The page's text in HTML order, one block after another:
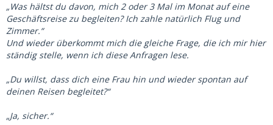
„Was hältst du davon, mich 2 oder 3 Mal im Monat auf eine
Geschäftsreise zu begleiten? Ich zahle natürlich Flug und
Zimmer.“
Und wieder überkommt mich die gleiche Frage, die ich mir hier
ständig stelle, wenn ich diese Anfragen lese.
„Du willst, dass dich eine Frau hin und wieder spontan auf
deinen Reisen begleitet?“
„Ja, sicher.“